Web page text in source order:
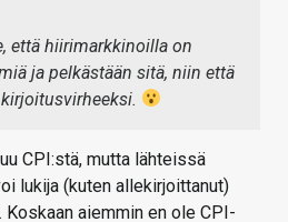
että hiirimarkkinoilla on
ja pelkästään sitä, niin että
CPI:stä, mutta lähteissä
lukija (kuten allekirjoittanut)
aiemmin en ole CPI-